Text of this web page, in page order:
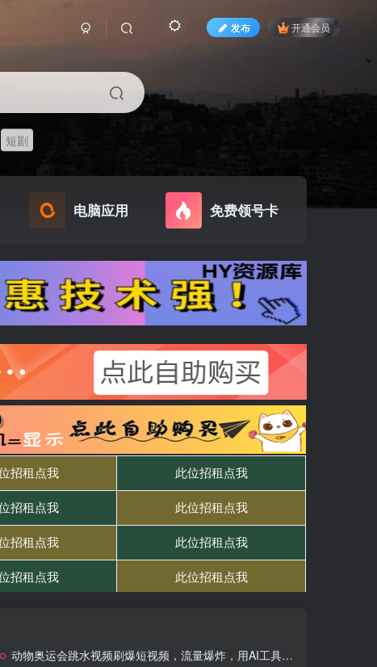
发布 开通会员
短剧
电脑应用 免费领号卡
动物奥运会跳水视频刷爆短视频，流量爆炸，用AI工具轻松实现，熟练上手后轻松日入2张+